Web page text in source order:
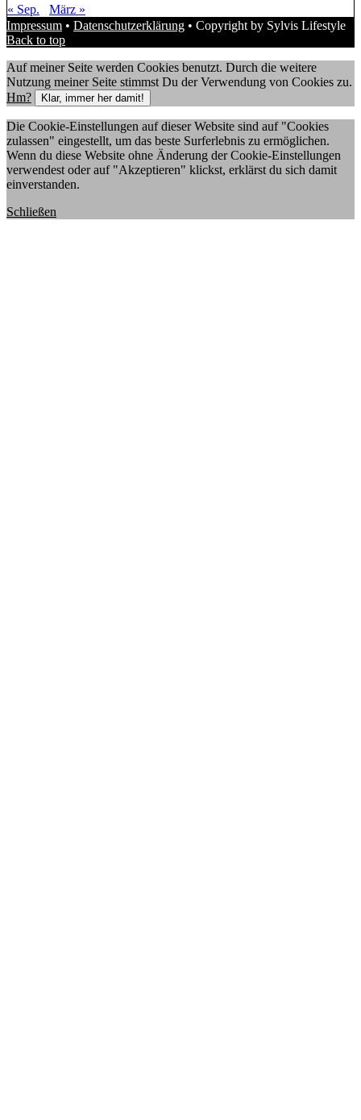
« Sep.
März »
Impressum • Datenschutzerklärung • Copyright by Sylvis Lifestyle
Back to top
Auf meiner Seite werden Cookies benutzt. Durch die weitere
Nutzung meiner Seite stimmst Du der Verwendung von Cookies zu.
Hm?
Klar, immer her damit!
Die Cookie-Einstellungen auf dieser Website sind auf "Cookies
zulassen" eingestellt, um das beste Surferlebnis zu ermöglichen.
Wenn du diese Website ohne Änderung der Cookie-Einstellungen
verwendest oder auf "Akzeptieren" klickst, erklärst du sich damit
einverstanden.
Schließen